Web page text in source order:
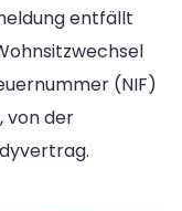
entfällt
(NIF)
von der